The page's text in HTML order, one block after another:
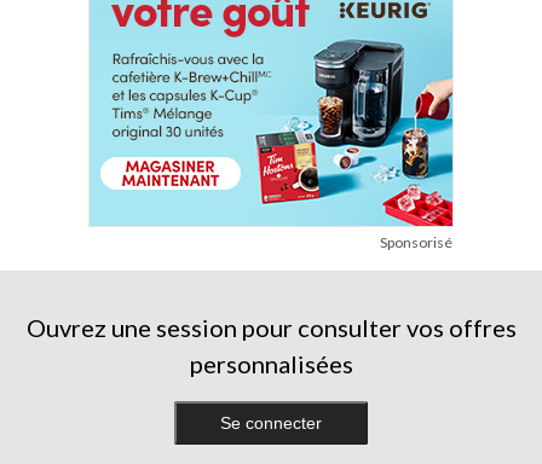
Sponsorisé
Ouvrez une session pour consulter vos offres
personnalisées
Se connecter